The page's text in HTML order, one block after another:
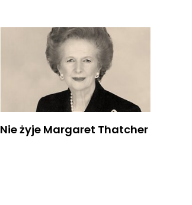
Nie żyje Margaret Thatcher